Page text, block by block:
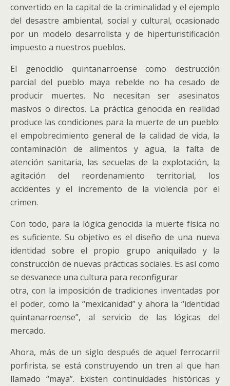
convertido en la capital de la criminalidad y el ejemplo
del desastre ambiental, social y cultural, ocasionado
por un modelo desarrolista y de hiperturistificación
impuesto a nuestros pueblos.
El genocidio quintanarroense como destrucción
parcial del pueblo maya rebelde no ha cesado de
producir muertes. No necesitan ser asesinatos
masivos o directos. La práctica genocida en realidad
produce las condiciones para la muerte de un pueblo:
el empobrecimiento general de la calidad de vida, la
contaminación de alimentos y agua, la falta de
atención sanitaria, las secuelas de la explotación, la
agitación del reordenamiento territorial, los
accidentes y el incremento de la violencia por el
crimen.
Con todo, para la lógica genocida la muerte física no
es suficiente. Su objetivo es el diseño de una nueva
identidad sobre el propio grupo aniquilado y la
construcción de nuevas prácticas sociales. Es así como
se desvanece una cultura para reconfigurar
otra, con la imposición de tradiciones inventadas por
el poder, como la “mexicanidad” y ahora la “identidad
quintanarroense”, al servicio de las lógicas del
mercado.
Ahora, más de un siglo después de aquel ferrocarril
porfirista, se está construyendo un tren al que han
llamado “maya”. Existen continuidades históricas y